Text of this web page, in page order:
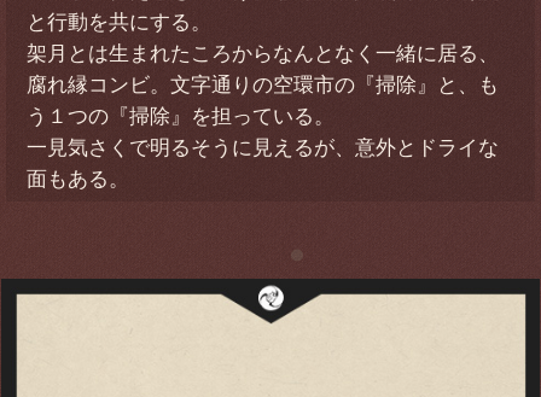
と行動を共にする。
架月とは生まれたころからなんとなく一緒に居る、
腐れ縁コンビ。文字通りの空環市の『掃除』と、も
う１つの『掃除』を担っている。
一見気さくで明るそうに見えるが、意外とドライな
面もある。